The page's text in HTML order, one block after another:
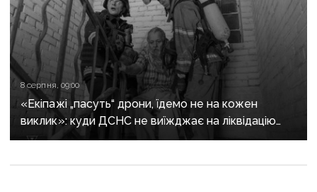
8 серпня, 09:00
«Екіпажі „пасуть“ дрони, їдемо не на кожен
виклик»: куди ДСНС не виїжджає на ліквідацію
надзвичайних ситуацій у Краматорську